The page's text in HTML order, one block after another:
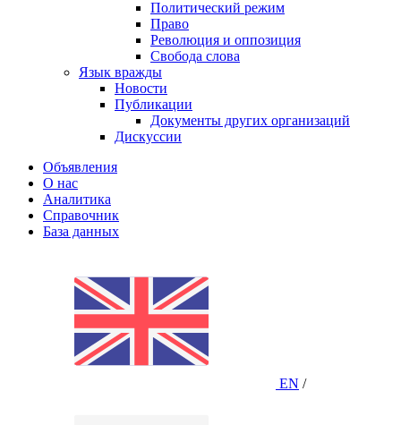
Политический режим
Право
Революция и оппозиция
Свобода слова
Язык вражды
Новости
Публикации
Документы других организаций
Дискуссии
Объявления
О нас
Аналитика
Справочник
База данных
EN /